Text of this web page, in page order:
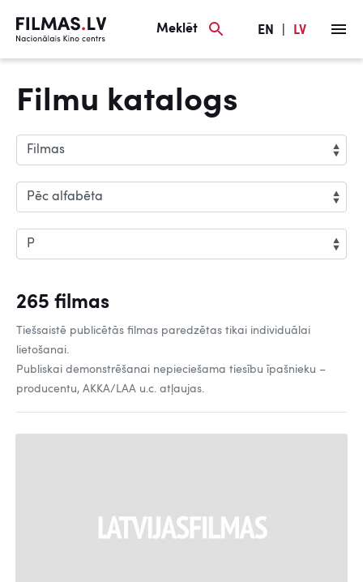
Meklēt EN LV
Filmu katalogs
265 filmas
Tiešsaistē publicētās filmas paredzētas tikai individuālai
lietošanai.
Publiskai demonstrēšanai nepieciešama tiesību īpašnieku –
producentu, AKKA/LAA u.c. atļaujas.